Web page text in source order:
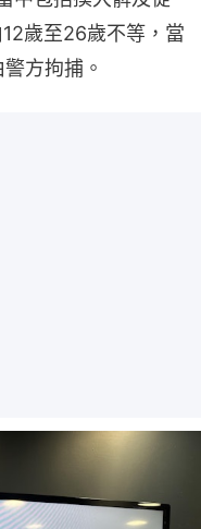
歲至26歲不等，當
方拘捕。